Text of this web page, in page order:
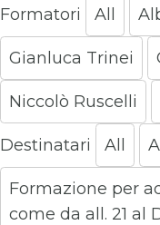
Formatori All
Gianluca Trinei
Niccolò Ruscelli
Destinatari All
Formazione per
come da all. 21 al